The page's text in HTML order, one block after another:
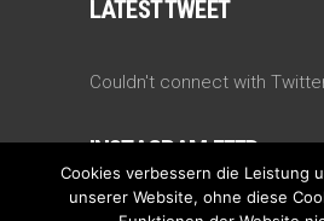
LATEST TWEET
Couldn't connect with
INSTAGRAM FEED
Cookies verbessern die Leistung
unserer Website, ohne diese